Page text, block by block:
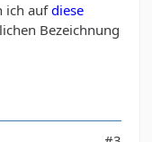
ich aufdiese
Bezeichnung